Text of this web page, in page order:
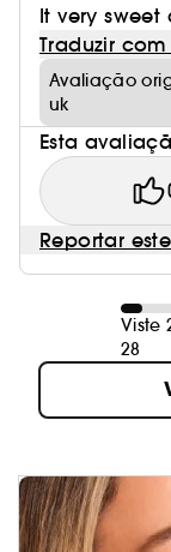
It very sweet
Traduzir
Avaliação
uk
Esta
Reportar
Viste
28